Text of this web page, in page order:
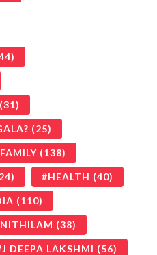
(31)
(25)
FAMILY (138)
HEALTH (40)
(110)
(38)
J DEEPA LAKSHMI (56)